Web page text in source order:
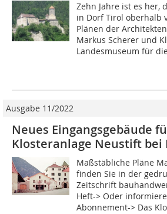
Zehn Jahre ist es her,
in Dorf Tirol oberhalb
Plänen der
Markus Scherer und
Landesmuseum für
Ausgabe 11/2022
Neues Eingangsgebäude
Klosteranlage Neustift bei
Maßstäbliche Pläne
finden Sie in der
Zeitschrift
Heft-> Oder
Abonnement-> Das